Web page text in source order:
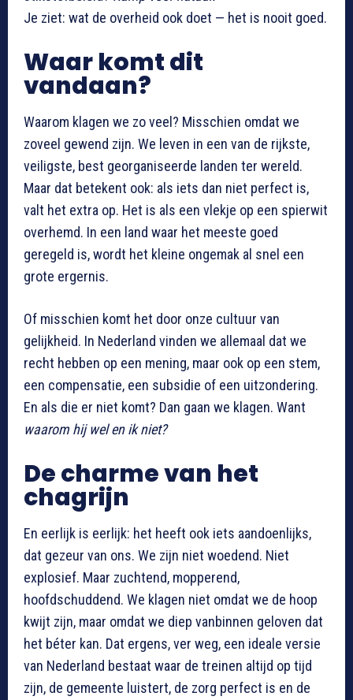
Je ziet: wat de overheid ook doet — het is nooit goed.
Waar komt dit
vandaan?
Waarom klagen we zo veel? Misschien omdat we
zoveel gewend zijn. We leven in een van de rijkste,
veiligste, best georganiseerde landen ter wereld.
Maar dat betekent ook: als iets dan niet perfect is,
valt het extra op. Het is als een vlekje op een spierwit
overhemd. In een land waar het meeste goed
geregeld is, wordt het kleine ongemak al snel een
grote ergernis.
Of misschien komt het door onze cultuur van
gelijkheid. In Nederland vinden we allemaal dat we
recht hebben op een mening, maar ook op een stem,
een compensatie, een subsidie of een uitzondering.
En als die er niet komt? Dan gaan we klagen. Want
waarom hij wel en ik niet?
De charme van het
chagrijn
En eerlijk is eerlijk: het heeft ook iets aandoenlijks,
dat gezeur van ons. We zijn niet woedend. Niet
explosief. Maar zuchtend, mopperend,
hoofdschuddend. We klagen niet omdat we de hoop
kwijt zijn, maar omdat we diep vanbinnen geloven dat
het béter kan. Dat ergens, ver weg, een ideale versie
van Nederland bestaat waar de treinen altijd op tijd
zijn, de gemeente luistert, de zorg perfect is en de